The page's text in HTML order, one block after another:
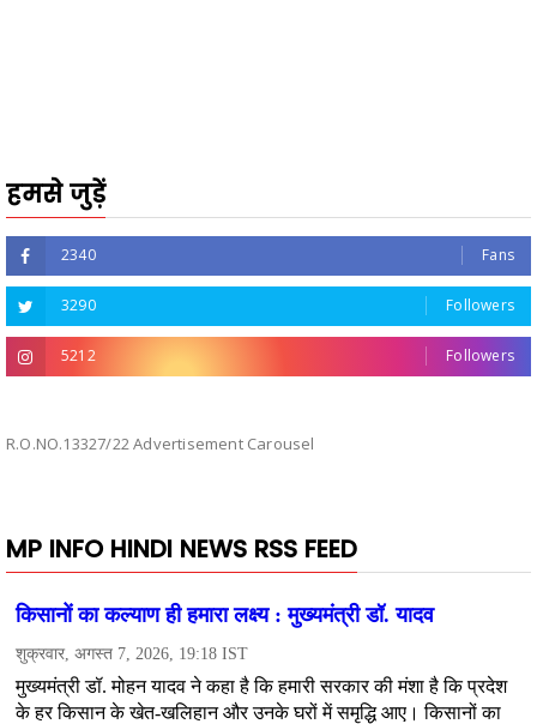
हमसे जुड़ें
2340 Fans
3290 Followers
5212 Followers
R.O.NO.13327/22 Advertisement Carousel
MP INFO HINDI NEWS RSS FEED